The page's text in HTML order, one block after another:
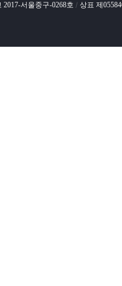
2017-서울중구-0268호 / 상표 제